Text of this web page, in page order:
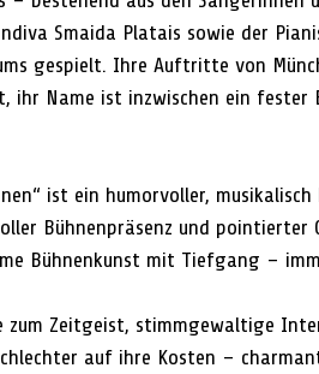
Smaida Platais sowie der
gespielt. Ihre Auftritte von
ihr Name ist inzwischen ein
ist ein humorvoller,
Bühnenpräsenz und
Bühnenkunst mit Tiefgang –
zum Zeitgeist, stimmgewaltige
auf ihre Kosten –